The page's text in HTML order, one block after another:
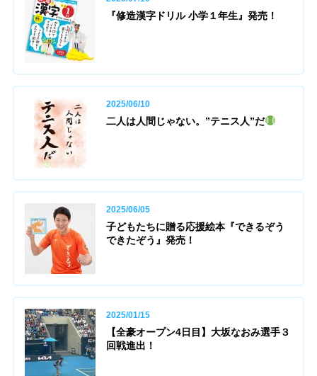
『修造漢字ドリル 小学１年生』発売！
2025/06/10
二人は人間じゃない。”テニス人”だ
2025/06/05
子どもたちに贈る応援絵本『できるぞう
できたぞう』発売！
2025/01/15
【全豪オープン4日目】大坂なおみ選手３
回戦進出！